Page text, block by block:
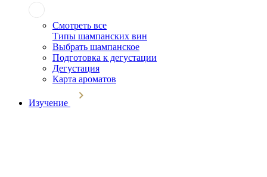
Смотреть все
Типы шампанских вин
Выбрать шампанское
Подготовка к дегустации
Дегустация
Карта ароматов
Изучение